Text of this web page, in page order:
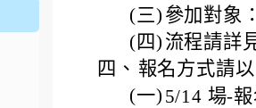
(三) 參加對象
(四) 流程請詳
四、 報名方式請
(一) 5/14 場-